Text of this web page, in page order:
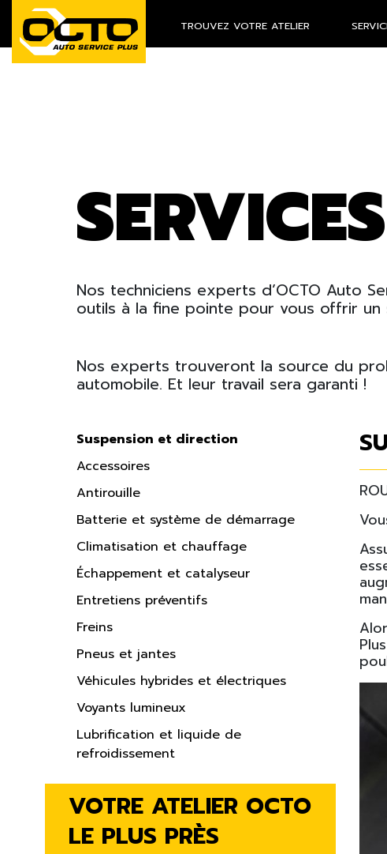
TROUVEZ VOTRE ATELIER
Nos techniciens experts d’OCTO Auto
outils à la fine pointe pour vous offrir
Nos experts trouveront la source du
automobile. Et leur travail sera garanti !
Suspension et direction
Accessoires
Antirouille
Batterie et système de démarrage
Climatisation et chauffage
Échappement et catalyseur
Entretiens préventifs
Freins
Pneus et jantes
Véhicules hybrides et électriques
Voyants lumineux
Lubrification et liquide de
refroidissement
VOTRE ATELIER OCTO
LE PLUS PRÈS